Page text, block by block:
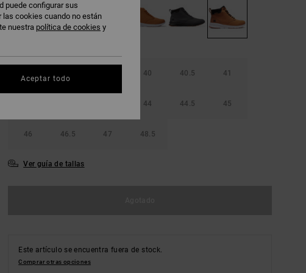
40 40.5 41
44 44.5 45
46 46.5 47 48.5
Ver guía de tallas
Este artículo se encuentra fuera de stock.
Comprar otras opciones
puede configurar sus
las cookies cuando no están
nuestra política de cookies y
Aceptar todo